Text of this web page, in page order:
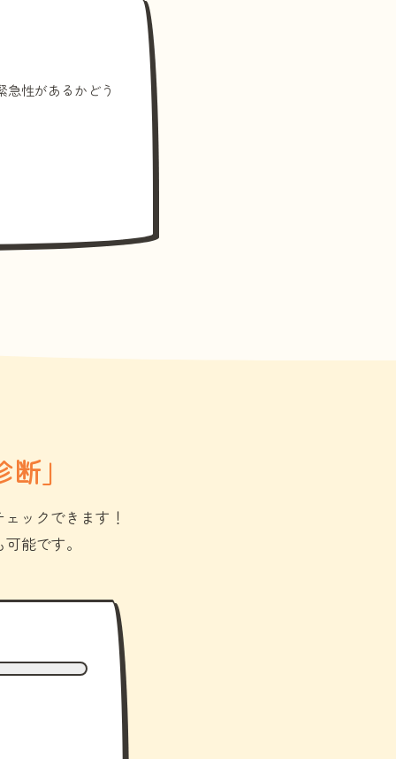
性があるかどう
」
ックできます！
能です。